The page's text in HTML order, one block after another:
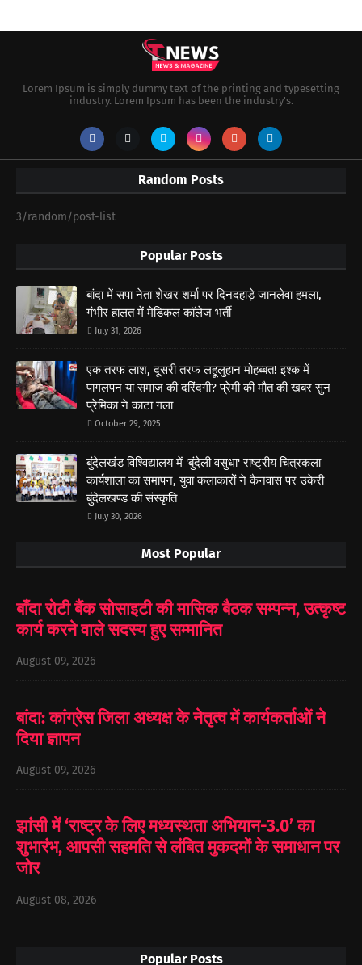
Lorem Ipsum is simply dummy text of the printing and typesetting
industry. Lorem Ipsum has been the industry's.
Random Posts
3/random/post-list
Popular Posts
बांदा में सपा नेता शेखर शर्मा पर दिनदहाड़े जानलेवा हमला,
गंभीर हालत में मेडिकल कॉलेज भर्ती
July 31, 2026
एक तरफ लाश, दूसरी तरफ लहूलुहान मोहब्बत! इश्क में
पागलपन या समाज की दरिंदगी? प्रेमी की मौत की खबर सुन
प्रेमिका ने काटा गला
October 29, 2025
बुंदेलखंड विश्विद्यालय में 'बुंदेली वसुधा' राष्ट्रीय चित्रकला
कार्यशाला का समापन, युवा कलाकारों ने कैनवास पर उकेरी
बुंदेलखण्ड की संस्कृति
July 30, 2026
Most Popular
बाँदा रोटी बैंक सोसाइटी की मासिक बैठक सम्पन्न, उत्कृष्ट
कार्य करने वाले सदस्य हुए सम्मानित
August 09, 2026
बांदा: कांग्रेस जिला अध्यक्ष के नेतृत्व में कार्यकर्ताओं ने
दिया ज्ञापन
August 09, 2026
झांसी में ‘राष्ट्र के लिए मध्यस्थता अभियान-3.0’ का
शुभारंभ, आपसी सहमति से लंबित मुकदमों के समाधान पर
जोर
August 08, 2026
Popular Posts